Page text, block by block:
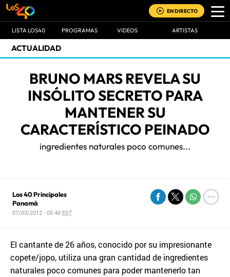
EN DIRECTO
LISTA LOS40 PROGRAMAS VIDEOS ARTISTAS
ACTUALIDAD
BRUNO MARS REVELA SU
INSÓLITO SECRETO PARA
MANTENER SU
CARACTERÍSTICO PEINADO
ingredientes naturales poco comunes...
Los 40 Principales
Panamá
07/03/2012 - 05:40 EST
El cantante de 26 años, conocido por su impresionante
copete/jopo, utiliza una gran cantidad de ingredientes
naturales poco comunes para poder mantenerlo tan